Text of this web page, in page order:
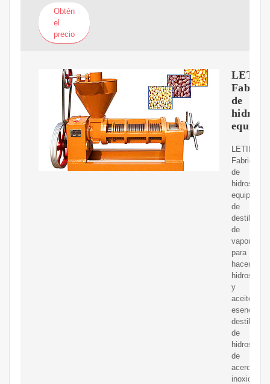
Obtén
el
precio
de
equipo
LETIME
Fabricante
de
hidrosol,
equipo
de
destilación
de
vapor
para
hacer
hidrosol
y
aceite
esencial,
destilador
de
hidrosol
de
acero
inoxidable